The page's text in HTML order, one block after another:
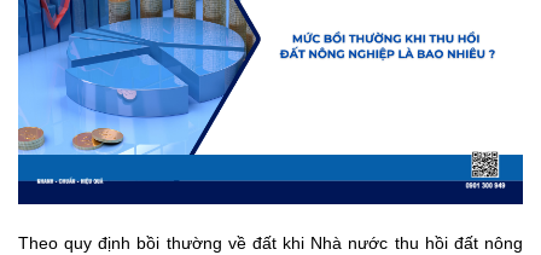
Theo quy định bồi thường về đất khi Nhà nước thu hồi đất nông